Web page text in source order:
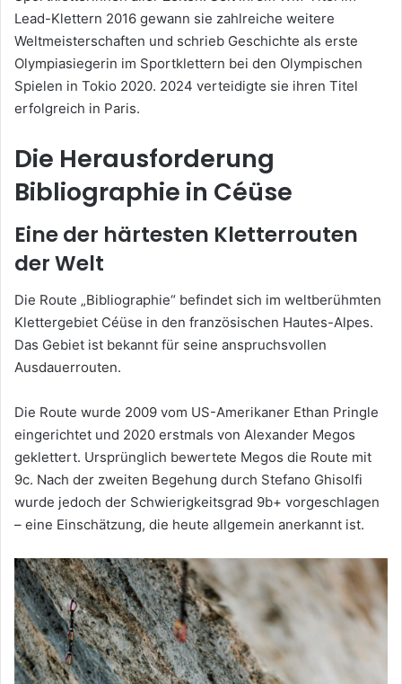
Lead-Klettern 2016 gewann sie zahlreiche weitere
Weltmeisterschaften und schrieb Geschichte als erste
Olympiasiegerin im Sportklettern bei den Olympischen
Spielen in Tokio 2020. 2024 verteidigte sie ihren Titel
erfolgreich in Paris.
Die Herausforderung
Bibliographie in Céüse
Eine der härtesten Kletterrouten
der Welt
Die Route „Bibliographie“ befindet sich im weltberühmten
Klettergebiet Céüse in den französischen Hautes-Alpes.
Das Gebiet ist bekannt für seine anspruchsvollen
Ausdauerrouten.
Die Route wurde 2009 vom US-Amerikaner Ethan Pringle
eingerichtet und 2020 erstmals von Alexander Megos
geklettert. Ursprünglich bewertete Megos die Route mit
9c. Nach der zweiten Begehung durch Stefano Ghisolfi
wurde jedoch der Schwierigkeitsgrad 9b+ vorgeschlagen
– eine Einschätzung, die heute allgemein anerkannt ist.